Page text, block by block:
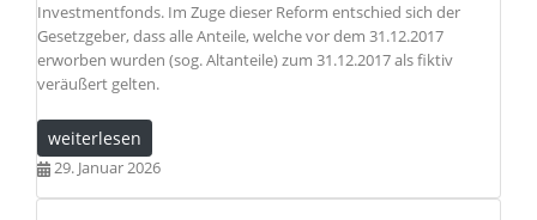
Investmentfonds. Im Zuge dieser Reform entschied sich der
Gesetzgeber, dass alle Anteile, welche vor dem 31.12.2017
erworben wurden (sog. Altanteile) zum 31.12.2017 als fiktiv
veräußert gelten.
weiterlesen
29. Januar 2026